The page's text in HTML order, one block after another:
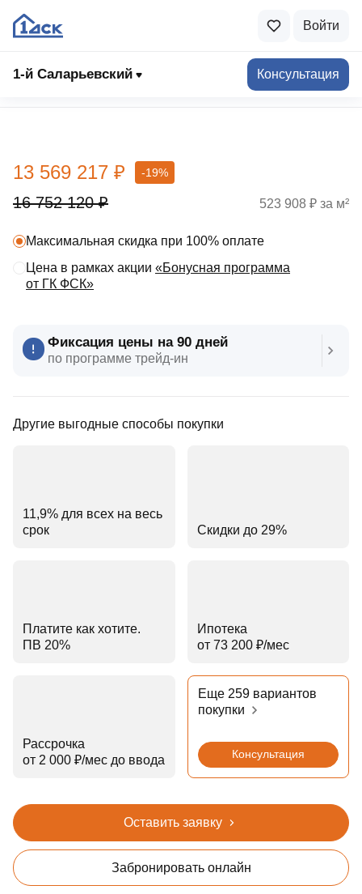
Войти
1-й Саларьевский Консультация
Выбрать квартиру
16 752 120 ₽
13 569 217 ₽ -19%
Фиксация цены на 90 дней
по программе трейд‑ин
Другие выгодные способы покупки
11,9% для всех на весь
срок
Скидки до 29%
Платите как хотите.
ПВ 20%
Ипотека
от 73 200 ₽⁠/⁠мес
Рассрочка
от 2 000 ₽⁠/⁠мес до ввода
Еще 259 вариантов
покупки
Консультация
Максимальная скидка при 100% оплате
Цена в рамках акции «Бонусная программа
от ГК ФСК»
523 908 ₽ за м²
Оставить заявку
Забронировать онлайн